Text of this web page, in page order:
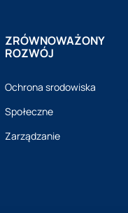
ZRÓWNOWAŻONY
ROZWÓJ
Ochrona srodowiska
Społeczne
Zarządzanie